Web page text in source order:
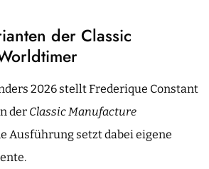
der Classic
2026 stellt Frederique Constant
der Classic Manufacture
Ausführung setzt dabei eigene